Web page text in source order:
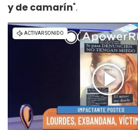
y de camarín".